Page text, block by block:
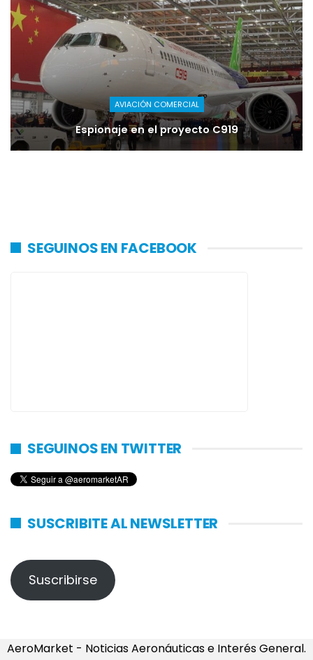
AVIACIÓN COMERCIAL
Espionaje en el proyecto C919
SEGUINOS EN FACEBOOK
SEGUINOS EN TWITTER
SUSCRIBITE AL NEWSLETTER
Suscribirse
AeroMarket - Noticias Aeronáuticas e Interés General.